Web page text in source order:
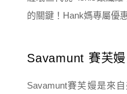
Savamunt 賽芙嫚
Savamunt賽芙嫚是來